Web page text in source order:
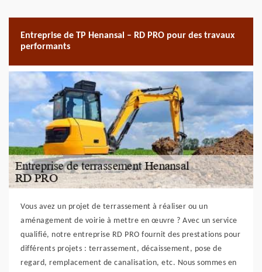
Entreprise de TP Henansal – RD PRO pour des travaux
performants
Vous avez un projet de terrassement à réaliser ou un
aménagement de voirie à mettre en œuvre ? Avec un service
qualifié, notre entreprise RD PRO fournit des prestations pour
différents projets : terrassement, décaissement, pose de
regard, remplacement de canalisation, etc. Nous sommes en